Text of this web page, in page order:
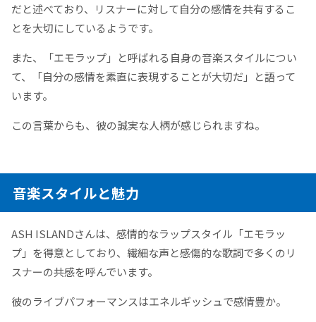
だと述べており、リスナーに対して自分の感情を共有するこ
とを大切にしているようです。
また、「エモラップ」と呼ばれる自身の音楽スタイルについ
て、「自分の感情を素直に表現することが大切だ」と語って
います。
この言葉からも、彼の誠実な人柄が感じられますね。​
音楽スタイルと魅力
ASH ISLANDさんは、感情的なラップスタイル「エモラッ
プ」を得意としており、繊細な声と感傷的な歌詞で多くのリ
スナーの共感を呼んでいます。
彼のライブパフォーマンスはエネルギッシュで感情豊か。